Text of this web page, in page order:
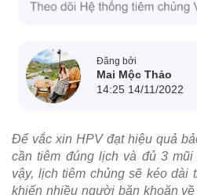
Đăng bởi
Mai Mộc Thảo
14:25 14/11/2022
Để vắc xin HPV đạt hiệu quả
cần tiêm đúng lịch và đủ 3
vậy, lịch tiêm chủng sẽ kéo dài
khiến nhiều người băn khoăn